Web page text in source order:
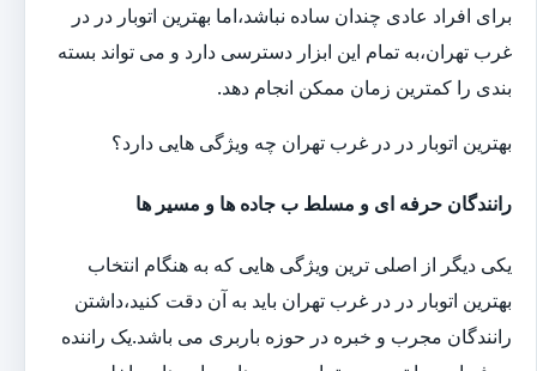
برای افراد عادی چندان ساده نباشد،اما بهترین اتوبار در در
غرب تهران،به تمام این ابزار دسترسی دارد و می تواند بسته
بندی را کمترین زمان ممکن انجام دهد.
بهترین اتوبار در در غرب تهران چه ویژگی هایی دارد؟
رانندگان حرفه ای و مسلط ب جاده ها و مسیر ها
یکی دیگر از اصلی ترین ویژگی هایی که به هنگام انتخاب
بهترین اتوبار در در غرب تهران باید به آن دقت کنید،داشتن
رانندگان مجرب و خبره در حوزه باربری می باشد.یک راننده